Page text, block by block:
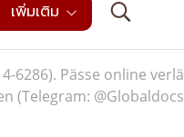
เพิ่มเติม
6286). Pässe online
(Telegram: